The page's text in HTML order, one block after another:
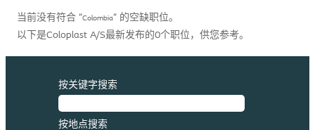
当前没有符合 "Colombia" 的空缺职位。
以下是Coloplast A/S最新发布的0个职位，供您参考。
按关键字搜索
按地点搜索